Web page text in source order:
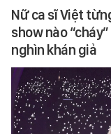
Nữ ca sĩ Việt
show nào
nghìn khán giả